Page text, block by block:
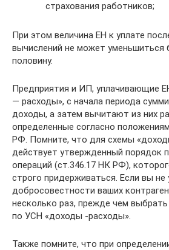
страхования работников;
При этом величина ЕН к уплате
вычислений не может уменьшиться
половину.
Предприятия и ИП, уплачивающие
— расходы», с начала периода
доходы, а затем вычитают из них
определенные согласно
РФ. Помните, что для схемы
действует утвержденный порядок
операций (ст.346.17 НК РФ),
строго придерживаться. Если вы не
добросовестности ваших
несколько раз, прежде чем
по УСН «доходы -расходы».
Также помните, что при